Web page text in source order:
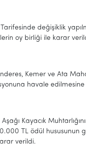
Tarifesinde değişiklik
oy birliği ile karar
Kemer ve Ata
havale
Kayacık
TL ödül hususunun
verildi.